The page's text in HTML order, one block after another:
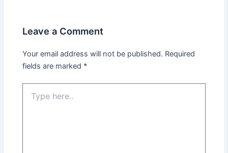
Leave a Comment
Your email address will not be published. Required
fields are marked *
here..